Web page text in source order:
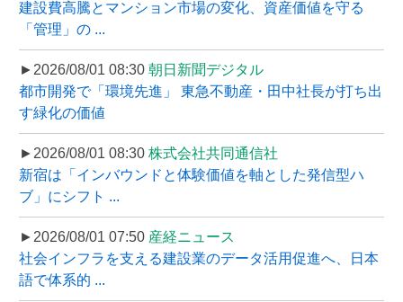
建設費高騰とマンション市場の変化、資産価値を守る
「管理」の ...
►2026/08/01 08:30 朝日新聞デジタル
都市開発で「環境先進」 東急不動産・田中社長が打ち出
す緑化の価値
►2026/08/01 08:30 株式会社共同通信社
新宿は「インバウンドと体験価値を軸とした発信型ハ
ブ」にシフト ...
►2026/08/01 07:50 産経ニュース
社会インフラを支える建設業のデータ活用促進へ、日本
語で体系的 ...